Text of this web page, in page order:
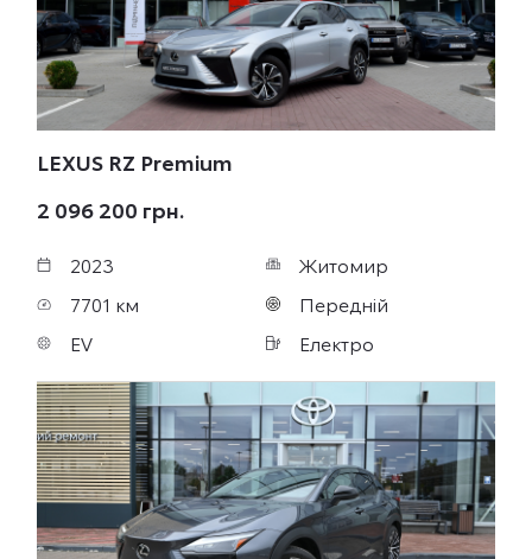
LEXUS RZ Premium
2 096 200 грн.
2023
Житомир
7701 км
Передній
EV
Електро